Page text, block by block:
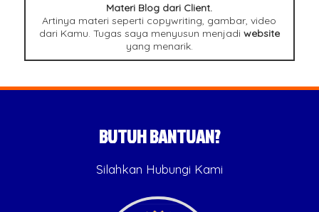
Materi Blog dari Client.
Artinya materi seperti copywriting, gambar, video
dari Kamu. Tugas saya menyusun menjadi website
yang menarik.
BUTUH BANTUAN?
Silahkan Hubungi Kami